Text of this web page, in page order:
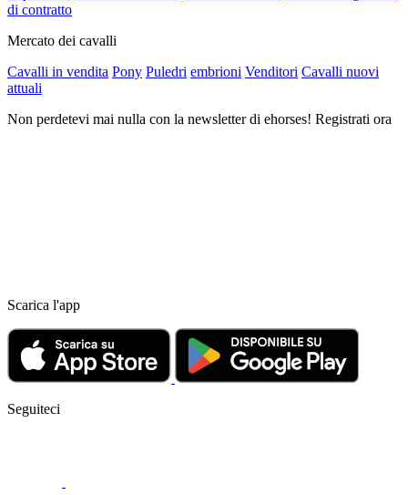
di contratto
Mercato dei cavalli
Cavalli in vendita Pony Puledri embrioni Venditori Cavalli nuovi
attuali
Non perdetevi mai nulla con la newsletter di ehorses! Registrati ora
Scarica l'app
Seguiteci